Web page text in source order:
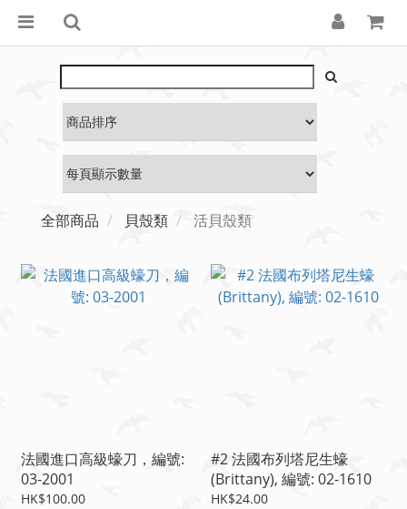
全部商品 貝殼類 活貝殼類
法國進口高級蠔刀，編號:
03-2001
HK$100.00
#2 法國布列塔尼生蠔
(Brittany), 編號: 02-1610
HK$24.00